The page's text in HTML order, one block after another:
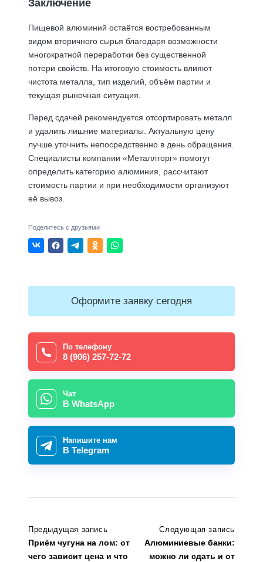
Заключение
Пищевой алюминий остаётся востребованным
видом вторичного сырья благодаря возможности
многократной переработки без существенной
потери свойств. На итоговую стоимость влияют
чистота металла, тип изделий, объём партии и
текущая рыночная ситуация.
Перед сдачей рекомендуется отсортировать металл
и удалить лишние материалы. Актуальную цену
лучше уточнить непосредственно в день обращения.
Специалисты компании «Металлторг» помогут
определить категорию алюминия, рассчитают
стоимость партии и при необходимости организуют
её вывоз.
Поделитесь с друзьями
Оформите заявку сегодня
По телефону
8 (906) 257-72-72
Чат
В WhatsApp
Напишите нам
В Telegram
Предыдущая запись
Приём чугуна на лом: от
чего зависит цена и что
Следующая запись
Алюминиевые банки:
можно ли сдать и от